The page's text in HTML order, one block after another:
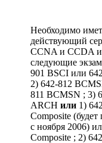
Необходимо
действующий
CCNA и CCDA и
следующие
901 BSCI или
2) 642-812
811 BCMSN ; 3)
ARCH или 1)
Composite
с ноября 2006)
Composite ; 2)